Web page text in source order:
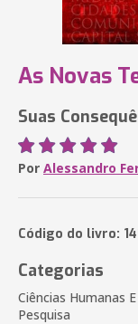
As Novas
Suas
Por Alessandro
Código do livro:
Categorias
Ciências Humanas
Pesquisa